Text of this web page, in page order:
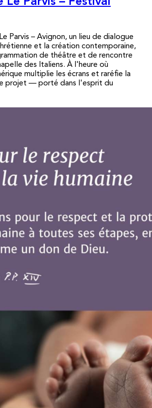
Parvis – Avignon, un lieu de dialogue
et la création contemporaine,
de théâtre et de rencontre
des Italiens. À l'heure où
multiplie les écrans et raréfie la
projet — porté dans l'esprit du